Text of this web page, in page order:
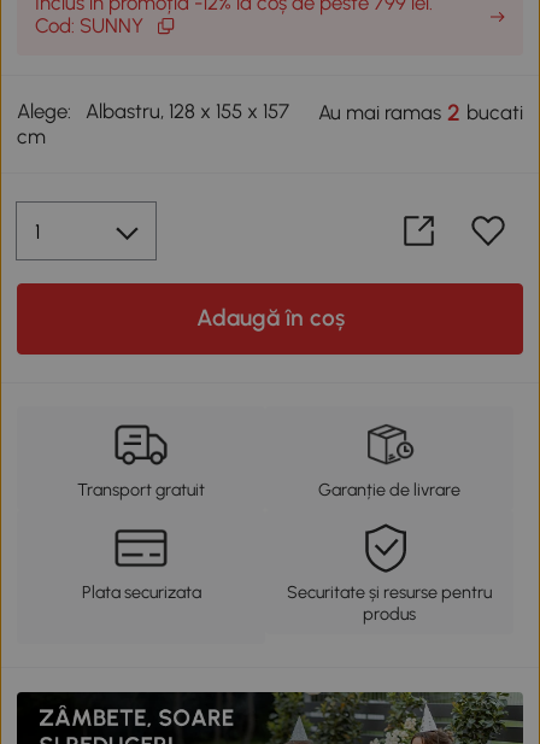
Cod: SUNNY
Alege:
Albastru, 128 x 155 x 157
cm
Au mai ramas2 bucati
Adaugă în coș
Transport gratuit Garanție de livrare
Plata securizata
Securitate și resurse pentru
produs